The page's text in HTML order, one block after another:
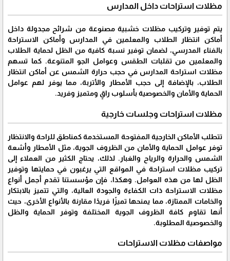
مظلات استراحات داخل المدارس
يتم توفير وتركيب مظلات خشبية مصنوعة من شرائح مجدولة داخل
أماكن انتظار الطلاب والمعلمين في المدارس وأماكن الاستراحة
بالفناء المدرسي، لضمان توفير نسبة كافية من الظل لحماية الطلاب
والمعلمين من تقلبات الطقس وعوامل الجو المتنوعة. كما تسهم
مظلات استراحة المدارس في حجب حرارة الشمس عن أماكن انتظار
الطلاب، بالإضافة إلى حجب الأمطار والأتربة، مما يوفر لهم عوامل
الحماية والأمان والخصوصية بأسلوب راقٍ ومتميز وفريد.
مظلات استراحات وجلسات خارجية
تتطلب الأماكن الخارجية المفتوحة المستخدمة كمناطق للراحة والانتظار
توفر عوامل الحماية والأمان من الظروف الجوية، مثل الأمطار وأشعة
الشمس والحرارة والرياح والغبار. لذلك، يحتاج الكثير من العملاء إلى
تركيب مظلات استراحة في المواقع التي يرغبون في حمايتها وتوفير
الظل لها من هذه العوامل. وهكذا، فإن مؤسستنا تقدم أجمل أنواع
مظلات الاستراحة ذات الكفاءة والجودة العالية، والتي تتميز بالابتكار
والخامات الممتازة، مما يمنحها تميزًا فريدًا مقارنة بالأنواع الأخرى، حيث
أنها تقاوم كافة الظروف الجوية المختلفة وتوفر الحماية والظل
والخصوصية المطلوبة.
مواصفات مظلات الاستراحات